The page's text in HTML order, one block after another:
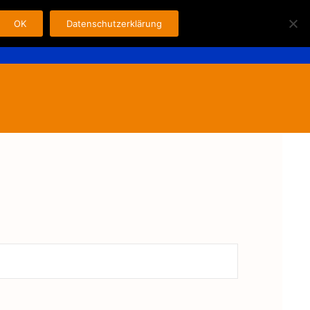
Fahrer Kontakt Impressum
for:
OK Datenschutzerklärung